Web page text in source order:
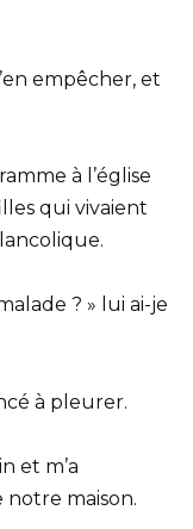
empêcher, et
à l’église
qui vivaient
? » lui ai-je
à pleurer.
et m’a
maison.